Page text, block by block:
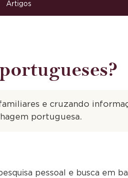
Artigos
e cruzando
portuguesa.
pessoal e busca em